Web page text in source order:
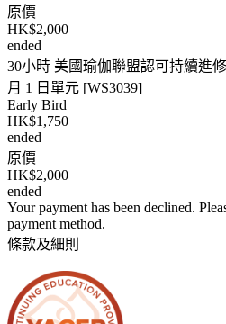
原價
HK$2,000
ended
30小時 美國瑜伽聯盟認可持續進
月 1 日單元 [WS3039]
Early Bird
HK$1,750
ended
原價
HK$2,000
ended
Your payment has been declined.
payment method.
條款及細則